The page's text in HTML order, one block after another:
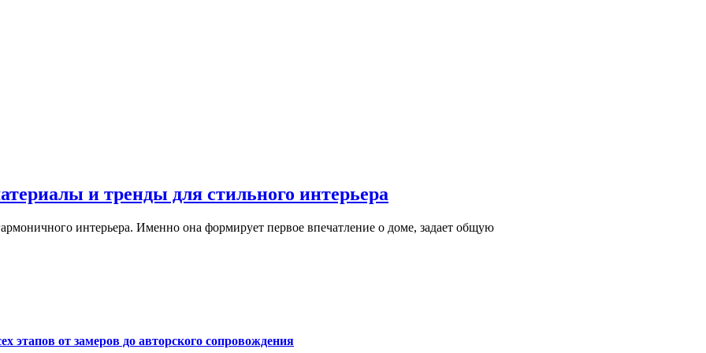
и тренды для стильного интерьера
интерьера. Именно она формирует первое впечатление о доме, задает общую
этапов от замеров до авторского сопровождения